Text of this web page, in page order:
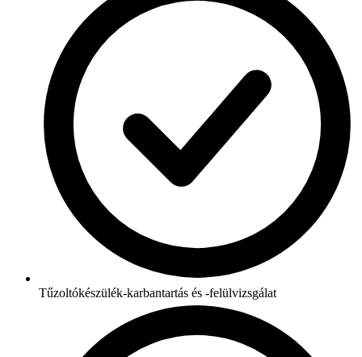
Tűzoltókészülék-karbantartás és -felülvizsgálat